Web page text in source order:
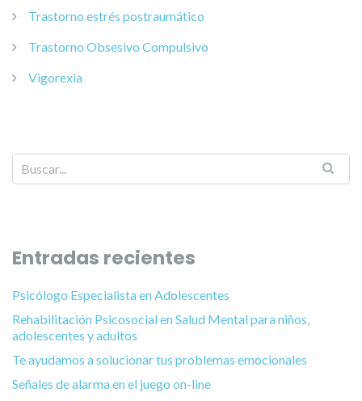
Trastorno estrés postraumático
Trastorno Obsesivo Compulsivo
Vigorexia
Entradas recientes
Psicólogo Especialista en Adolescentes
Rehabilitación Psicosocial en Salud Mental para niños,
adolescentes y adultos
Te ayudamos a solucionar tus problemas emocionales
Señales de alarma en el juego on-line